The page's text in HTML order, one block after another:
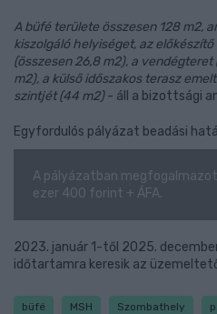
A büfé területe összesen 128 m2,
kiszolgáló helyiséget, az
(összesen 26,8 m2), a
m2), a külső időszakos terasz
szintjét (44 m2)- áll a bizottsági
Egyfordulós pályázat beadási
A pályázatban
ezer 400 forint + ÁFA.
2023. január 1-től 2025.
időtartamra keresik az
büfé MSH Szombathely